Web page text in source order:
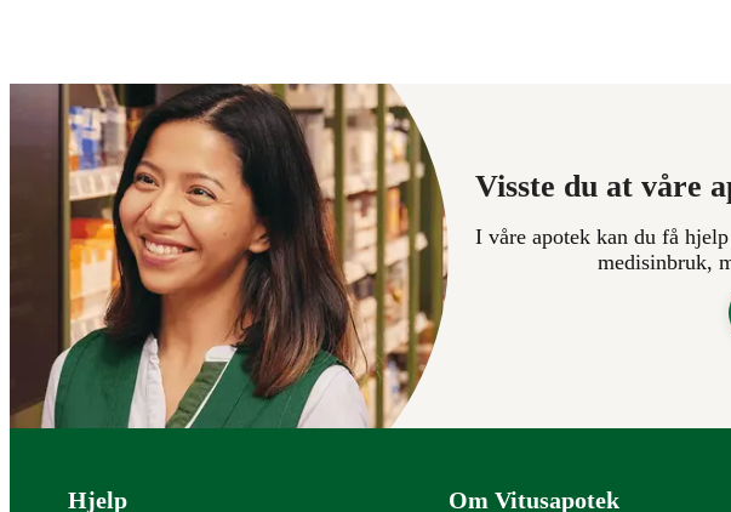
Visste du at våre
I våre apotek kan du få
medisinbruk,
Bunntekst
Hjelp Om Vitusapotek